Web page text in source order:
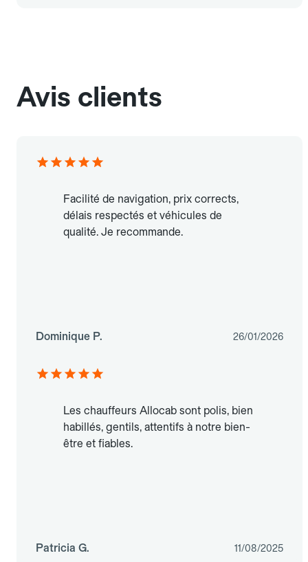
Avis clients
Facilité de navigation, prix corrects,
délais respectés et véhicules de
qualité. Je recommande.
Dominique P. 26/01/2026
Les chauffeurs Allocab sont polis, bien
habillés, gentils, attentifs à notre bien-
être et fiables.
Patricia G. 11/08/2025